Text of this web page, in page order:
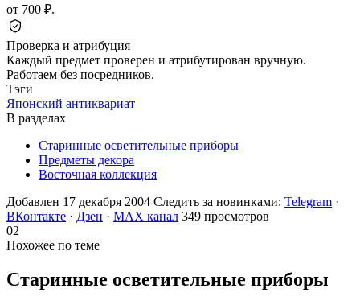
от 700 ₽.
Проверка и атрибуция
Каждый предмет проверен и атрибутирован вручную.
Работаем без посредников.
Тэги
Японский антиквариат
В разделах
Старинные осветительные приборы
Предметы декора
Восточная коллекция
Добавлен 17 декабря 2004 Следить за новинками: Telegram ·
ВКонтакте · Дзен · MAX канал 349 просмотров
02
Похожее по теме
Старинные осветительные приборы